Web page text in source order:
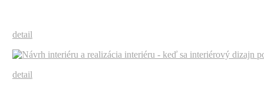
detail
detail